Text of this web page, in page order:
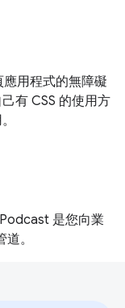
用程式的無障礙
有 CSS 的使用方
是您向業
。